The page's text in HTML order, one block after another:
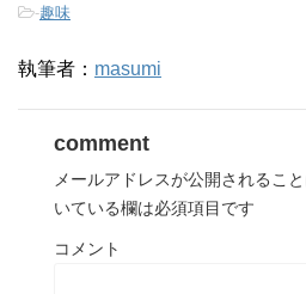
-趣味
執筆者： masumi
comment
メールアドレスが公開されること
いている欄は必須項目です
コメント